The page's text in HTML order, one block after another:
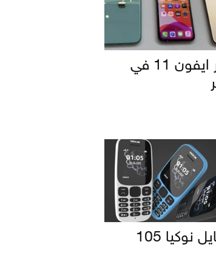
سعر ايفون 11 في
نوكيا 105